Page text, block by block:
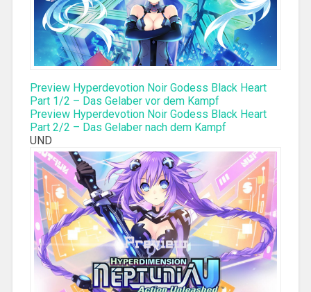
Preview Hyperdevotion Noir Godess Black Heart
Part 1/2 – Das Gelaber vor dem Kampf
Preview Hyperdevotion Noir Godess Black Heart
Part 2/2 – Das Gelaber nach dem Kampf
UND